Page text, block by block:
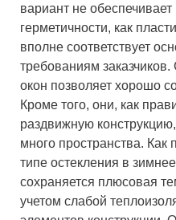
вариант не
герметичности, как
вполне соответствует
требованиям заказчиков.
окон позволяет хорошо
Кроме того, они, как
раздвижную
много пространства. Как
типе остекления в
сохраняется плюсовая
учетом слабой